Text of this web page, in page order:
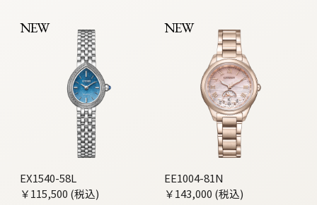
NEW
EX1540-58L
￥115,500 (税込)
NEW
EE1004-81N
￥143,000 (税込)